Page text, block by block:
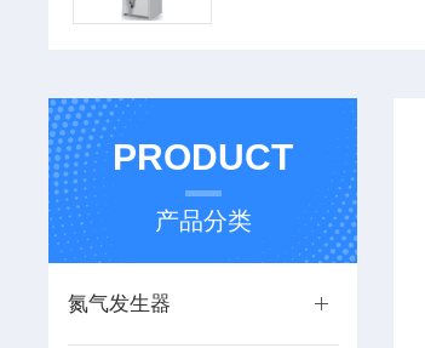
PRODUCT
产品分类
氮气发生器